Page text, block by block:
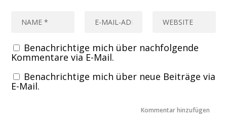
Benachrichtige mich über nachfolgende
Kommentare via E-Mail.
Benachrichtige mich über neue Beiträge via
E-Mail.